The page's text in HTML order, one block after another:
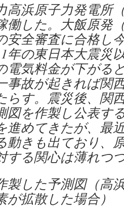
高浜原子力発電所
働した。大飯原発
安全審査に合格し
年の東日本大震災
電気料金が下がる
事故が起きれば関
らす。震災後、関
図を作製し公表す
進めてきたが、最
動きも出ており、
する関心は薄れつ
製した予測図（高
が拡散した場合）